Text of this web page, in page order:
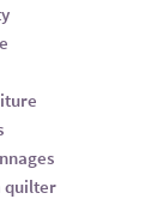
quilter